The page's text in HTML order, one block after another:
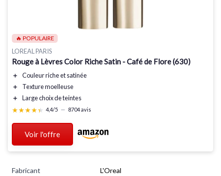
🔥 POPULAIRE
LOREAL PARIS
Rouge à Lèvres Color Riche Satin - Café de Flore (630)
＋ Couleurricheetsatinée
＋
Texturemoelleuse
＋
Large choix de teintes
★★★★★
★★★★★ 4,4/5 — 8704 avis
Voir l'offre
Fabricant
‎L'Oreal